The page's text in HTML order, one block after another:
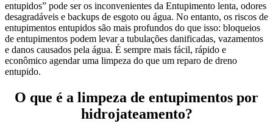
entupidos” pode ser os inconvenientes da Entupimento lenta, odores
desagradáveis e backups de esgoto ou água. No entanto, os riscos de
entupimentos entupidos são mais profundos do que isso: bloqueios
de entupimentos podem levar a tubulações danificadas, vazamentos
e danos causados pela água. É sempre mais fácil, rápido e
econômico agendar uma limpeza do que um reparo de dreno
entupido.
O que é a limpeza de entupimentos por
hidrojateamento?